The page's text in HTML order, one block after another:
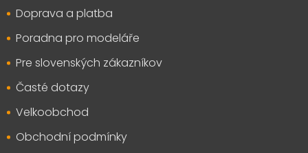
Doprava a platba
Poradna pro modeláře
Pre slovenských zákazníkov
Časté dotazy
Velkoobchod
Obchodní podmínky